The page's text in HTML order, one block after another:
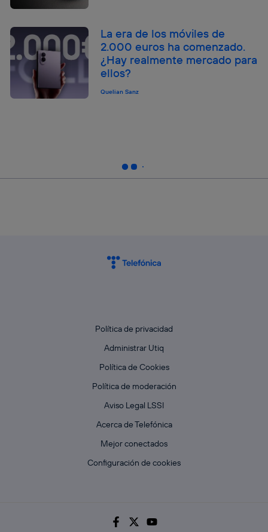
La era de los móviles de
2.000 euros ha comenzado.
¿Hay realmente mercado para
ellos?
Quelian Sanz
Política de privacidad
Administrar Utiq
Política de Cookies
Política de moderación
Aviso Legal LSSI
Acerca de Telefónica
Mejor conectados
Configuración de cookies